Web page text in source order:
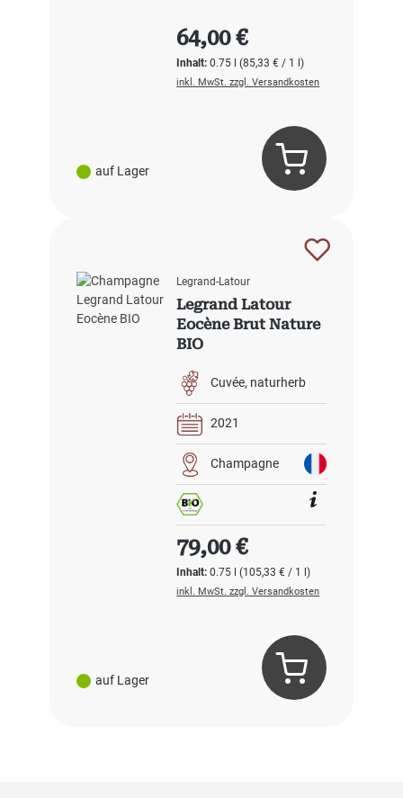
auf Lager
Inhalt:0.75 l(85,33 € / 1 l)
Regulärer Preis:
64,00 €
inkl. MwSt. zzgl. Versandkosten
auf Lager
Legrand-Latour
Legrand Latour
Eocène Brut Nature
BIO
Cuvée naturherb
2021
Champagne
Inhalt:0.75 l(105,33 € / 1 l)
Regulärer Preis:
79,00 €
inkl. MwSt. zzgl. Versandkosten